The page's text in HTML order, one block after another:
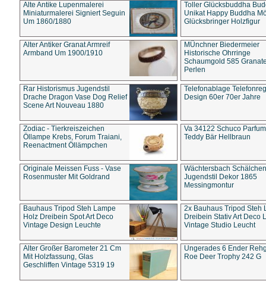
Alte Antike Lupenmalerei
Miniaturmalerei Signiert Seguin
Um 1860/1880
Toller Glücksbuddha
Unikat Happy Buddha
Glücksbringer Holzfigur
Alter Antiker Granat Armreif
Armband Um 1900/1910
MÜnchner Biedermeier
Historische Ohrringe
Schaumgold 585
Perlen
Rar Historismus Jugendstil
Drache Dragon Vase Dog Relief
Scene Art Nouveau 1880
Telefonablage
Design 60er 70er Jahre
Zodiac - Tierkreiszeichen
Öllampe Krebs, Forum Traiani,
Reenactment Öllämpchen
Va 34122 Schuco
Teddy Bär Hellbraun
Originale Meissen Fuss - Vase
Rosenmuster Mit Goldrand
Wächtersbach Schälchen
Jugendstil Dekor 1865
Messingmontur
Bauhaus Tripod Steh Lampe
Holz Dreibein Spot Art Deco
Vintage Design Leuchte
2x Bauhaus Tripod Steh
Dreibein Stativ Art Deco
Vintage Studio Leucht
Alter Großer Barometer 21 Cm
Mit Holzfassung, Glas
Geschliffen Vintage 5319 19
Ungerades 6 Ender
Roe Deer Trophy 242 G